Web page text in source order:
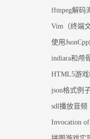
ffmpeg解码
Vim（终端
使用
indiara和颅
HTML5游戏
json格式例
sdl播放音频
Invocation of